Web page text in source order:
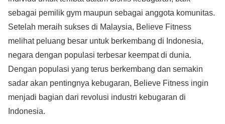
sebagai pemilik gym maupun sebagai anggota komunitas.
Setelah meraih sukses di Malaysia, Believe Fitness
melihat peluang besar untuk berkembang di Indonesia,
negara dengan populasi terbesar keempat di dunia.
Dengan populasi yang terus berkembang dan semakin
sadar akan pentingnya kebugaran, Believe Fitness ingin
menjadi bagian dari revolusi industri kebugaran di
Indonesia.